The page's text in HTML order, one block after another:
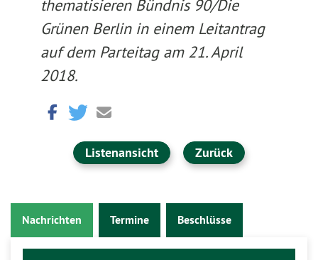
thematisieren Bündnis 90/Die
Grünen Berlin in einem Leitantrag
auf dem Parteitag am 21. April
2018.
Listenansicht Zurück
Nachrichten Termine Beschlüsse